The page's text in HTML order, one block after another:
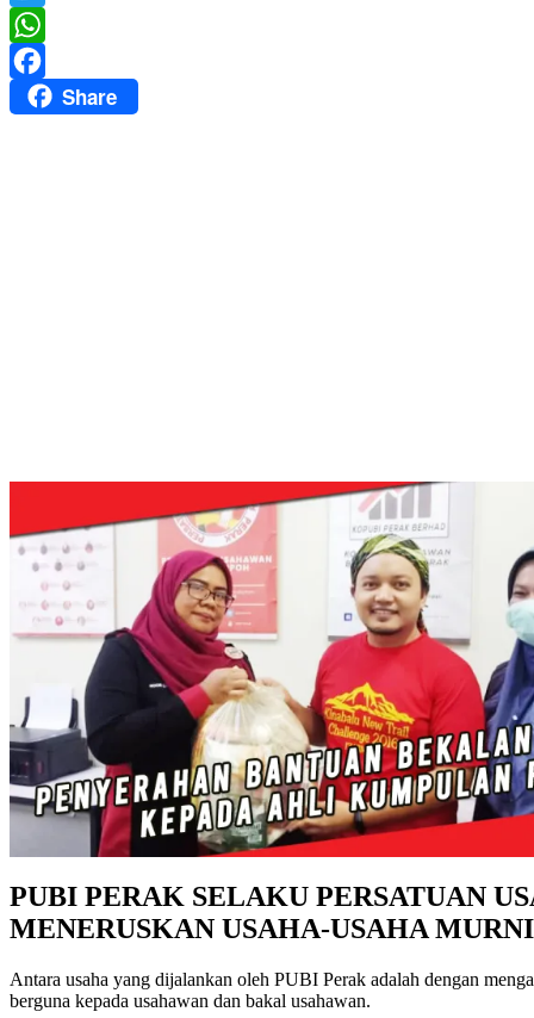
Twitter
WhatsApp
FacebookShare
PUBI PERAK SELAKU PERSATUAN
MENERUSKAN USAHA-USAHA
Antara usaha yang dijalankan oleh PUBI Perak adalah dengan
berguna kepada usahawan dan bakal usahawan.